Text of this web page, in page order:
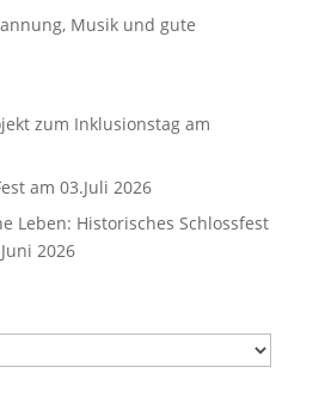
Musik und gute
zum Inklusionstag am
am 03.Juli 2026
Leben: Historisches Schlossfest
2026